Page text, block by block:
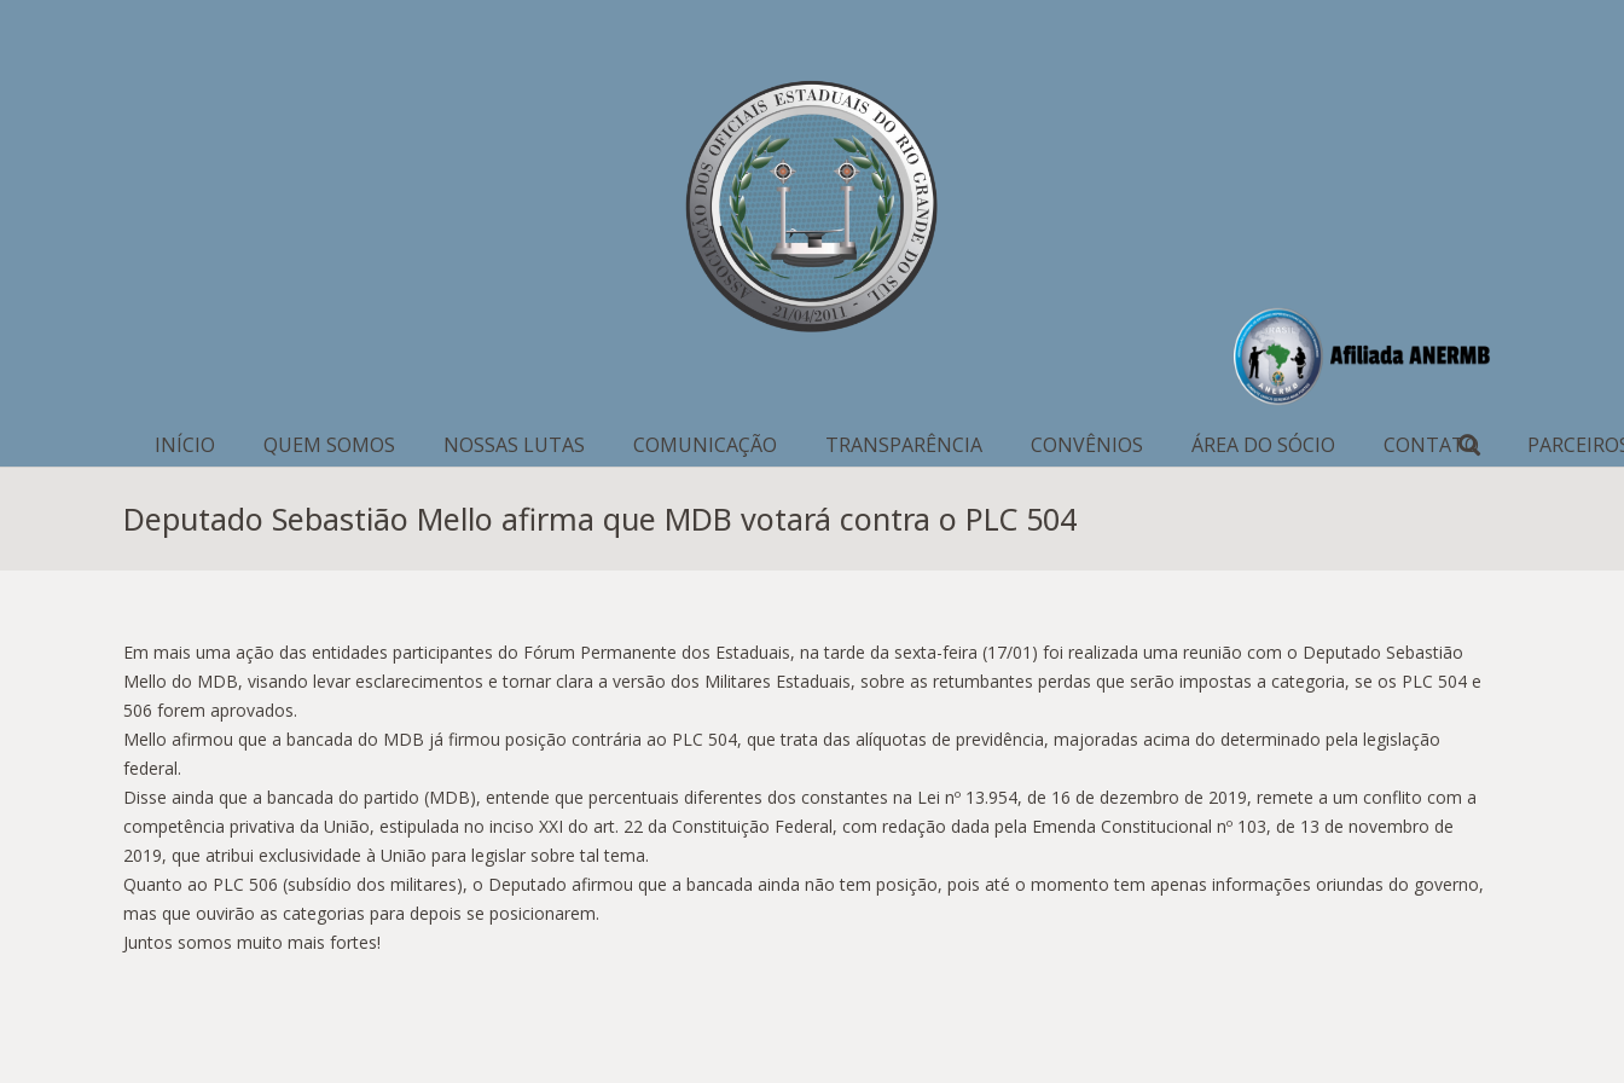
INÍCIO QUEM SOMOS NOSSAS LUTAS COMUNICAÇÃO TRANSPARÊNCIA CONVÊNIOS ÁREA DO SÓCIO CONTATO
Deputado Sebastião Mello afirma que MDB votará contra o PLC 504
Em mais uma ação das entidades participantes do Fórum Permanente dos Estaduais, na tarde da sexta-feira (17/01) foi realizada uma reunião com o Deputado Sebastião
Mello do MDB, visando levar esclarecimentos e tornar clara a versão dos Militares Estaduais, sobre as retumbantes perdas que serão impostas a categoria, se os PLC 504 e
506 forem aprovados.
Mello afirmou que a bancada do MDB já firmou posição contrária ao PLC 504, que trata das alíquotas de previdência, majoradas acima do determinado pela legislação
federal.
Disse ainda que a bancada do partido (MDB), entende que percentuais diferentes dos constantes na Lei nº 13.954, de 16 de dezembro de 2019, remete a um conflito com a
competência privativa da União, estipulada no inciso XXI do art. 22 da Constituição Federal, com redação dada pela Emenda Constitucional nº 103, de 13 de novembro de
2019, que atribui exclusividade à União para legislar sobre tal tema.
Quanto ao PLC 506 (subsídio dos militares), o Deputado afirmou que a bancada ainda não tem posição, pois até o momento tem apenas informações oriundas do governo,
mas que ouvirão as categorias para depois se posicionarem.
Juntos somos muito mais fortes!